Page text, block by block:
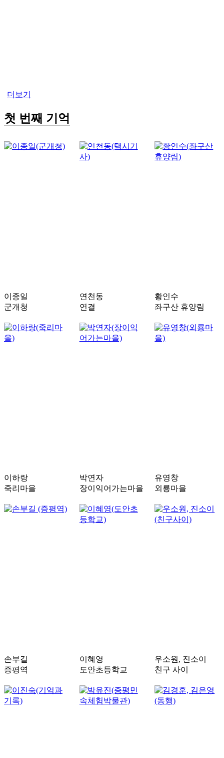
더보기
첫 번째 기억
이종일
군개청
연천동
연결
황인수
좌구산 휴양림
이하랑
죽리마을
박연자
장이익어가는마을
유영창
외룡마을
손부길
증평역
이혜영
도안초등학교
우소원, 진소이
친구 사이